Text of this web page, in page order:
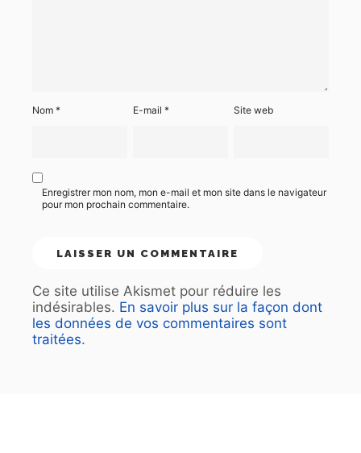
Nom * E-mail* Site web
Enregistrer mon nom, mon e-mail et mon site dans le navigateur
pour mon prochain commentaire.
Ce site utilise Akismet pour réduire les
indésirables. En savoir plus sur la façon dont
les données de vos commentaires sont
traitées.